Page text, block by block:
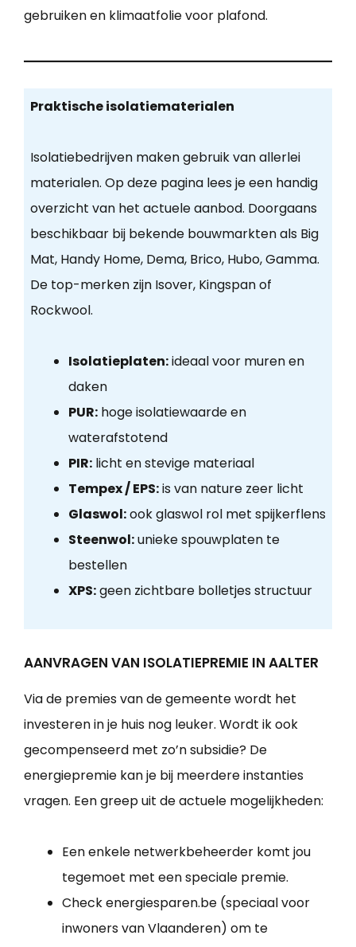
gebruiken en klimaatfolie voor plafond.
Praktische isolatiematerialen
Isolatiebedrijven maken gebruik van allerlei
materialen. Op deze pagina lees je een handig
overzicht van het actuele aanbod. Doorgaans
beschikbaar bij bekende bouwmarkten als Big
Mat, Handy Home, Dema, Brico, Hubo, Gamma.
De top-merken zijn Isover, Kingspan of
Rockwool.
Isolatieplaten:ideaal voor muren en
daken
PUR:hoge isolatiewaarde en
waterafstotend
PIR:licht en stevige materiaal
Tempex / EPS:is van nature zeer licht
Glaswol:ook glaswol rol met spijkerflens
Steenwol:unieke spouwplaten te
bestellen
XPS:geen zichtbare bolletjes structuur
AANVRAGEN VAN ISOLATIEPREMIE IN AALTER
Via de premies van de gemeente wordt het
investeren in je huis nog leuker. Wordt ik ook
gecompenseerd met zo’n subsidie? De
energiepremie kan je bij meerdere instanties
vragen. Een greep uit de actuele mogelijkheden:
Een enkele netwerkbeheerder komt jou
tegemoet met een speciale premie.
Check energiesparen.be (speciaal voor
inwoners van Vlaanderen) om te